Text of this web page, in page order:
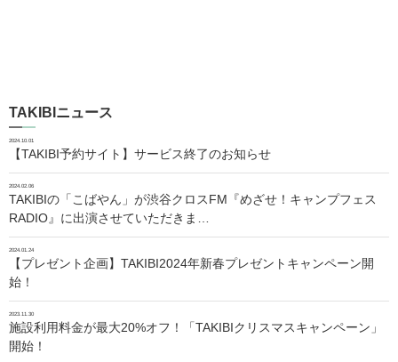
TAKIBIニュース
2024.10.01
【TAKIBI予約サイト】サービス終了のお知らせ
2024.02.06
TAKIBIの「こばやん」が渋谷クロスFM『めざせ！キャンプフェス
RADIO』に出演させていただきま…
2024.01.24
【プレゼント企画】TAKIBI2024年新春プレゼントキャンペーン開
始！
2023.11.30
施設利用料金が最大20%オフ！「TAKIBIクリスマスキャンペーン」
開始！